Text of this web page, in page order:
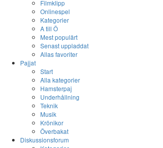
Filmklipp
Onlinespel
Kategorier
A till Ö
Mest populärt
Senast uppladdat
Allas favoriter
Pajjat
Start
Alla kategorier
Hamsterpaj
Underhållning
Teknik
Musik
Krönikor
Överbakat
Diskussionsforum